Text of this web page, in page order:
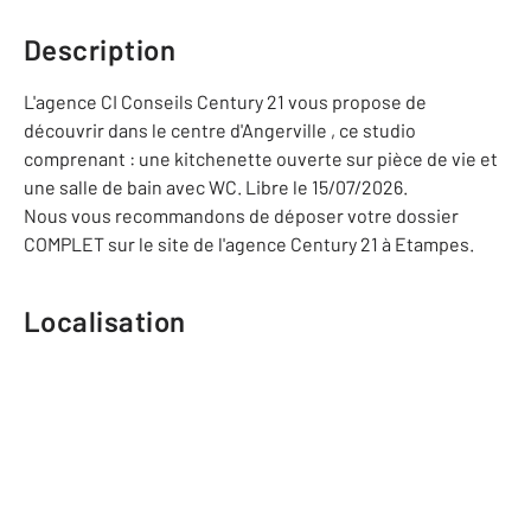
Description
L'agence CI Conseils Century 21 vous propose de
découvrir dans le centre d'Angerville , ce studio
comprenant : une kitchenette ouverte sur pièce de vie et
une salle de bain avec WC. Libre le 15/07/2026.
Nous vous recommandons de déposer votre dossier
COMPLET sur le site de l'agence Century 21 à Etampes.
Localisation